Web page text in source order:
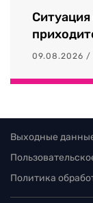
Ситуация
09.08.2026 /
Выходные
Политика